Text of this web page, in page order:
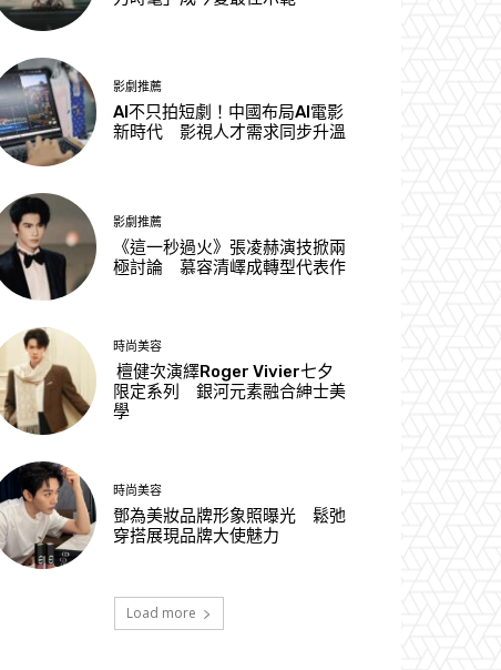
影劇推薦
AI不只拍短劇！中國布局AI電影
新時代 影視人才需求同步升溫
影劇推薦
《這一秒過火》張凌赫演技掀兩
極討論 慕容清嶧成轉型代表作
時尚美容
檀健次演繹Roger Vivier七夕
限定系列 銀河元素融合紳士美
學
時尚美容
鄧為美妝品牌形象照曝光 鬆弛
穿搭展現品牌大使魅力
Load more